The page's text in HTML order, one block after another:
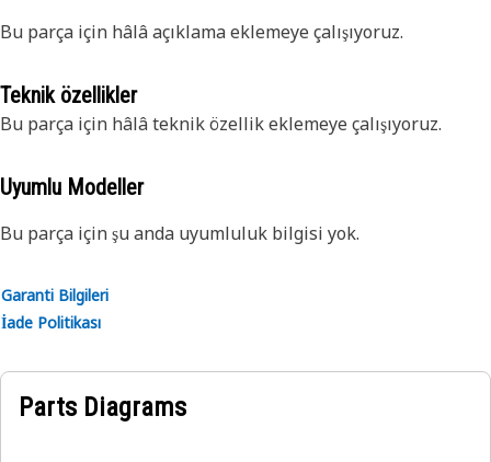
Bu parça için hâlâ açıklama eklemeye çalışıyoruz.
Teknik özellikler
Bu parça için hâlâ teknik özellik eklemeye çalışıyoruz.
Uyumlu Modeller
Bu parça için şu anda uyumluluk bilgisi yok.
Garanti Bilgileri
İade Politikası
Parts Diagrams